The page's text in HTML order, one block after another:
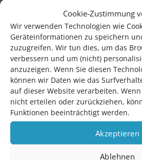
Cookie-Zustimmung
Wir verwenden Technologien wie
Geräteinformationen zu speichern
zuzugreifen. Wir tun dies, um das
verbessern und um (nicht)
anzuzeigen. Wenn Sie diesen
können wir Daten wie das
auf dieser Website verarbeiten.
nicht erteilen oder zurückziehen,
Funktionen beeinträchtigt werden.
Akzeptieren
Ablehnen
Frische & Qualität
EU-Zertifizierte
Manufaktur
Telefonische Unterstützung und